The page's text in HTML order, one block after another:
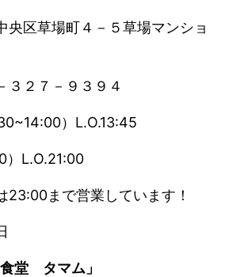
央区草場町４－５草場マンショ
３２７－９３９４
）L.O.13:45
）L.O.21:00
23:00まで営業しています！
堂 タマム」